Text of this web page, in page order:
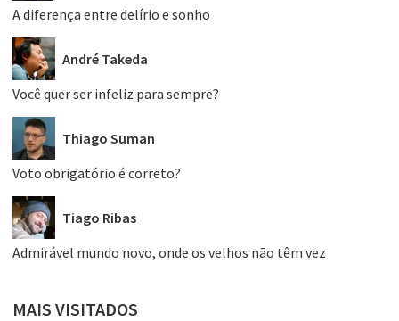
A diferença entre delírio e sonho
André Takeda
Você quer ser infeliz para sempre?
Thiago Suman
Voto obrigatório é correto?
Tiago Ribas
Admirável mundo novo, onde os velhos não têm vez
MAIS VISITADOS